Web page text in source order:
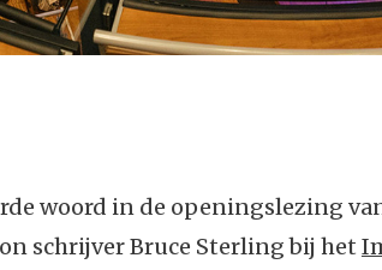
woord in de openingslezing
schrijver Bruce Sterling bij het